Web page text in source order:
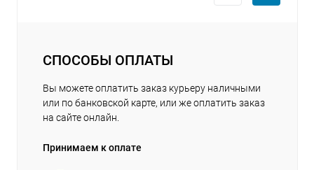
СПОСОБЫ ОПЛАТЫ
Вы можете оплатить заказ курьеру наличными
или по банковской карте, или же оплатить заказ
на сайте онлайн.
Принимаем к оплате